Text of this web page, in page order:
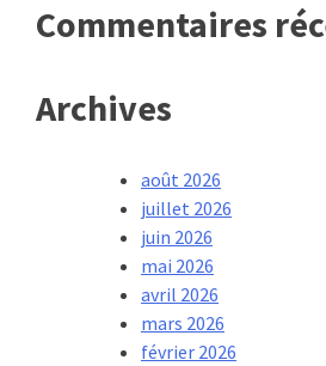
Commentaires
Archives
août 2026
juillet 2026
juin 2026
mai 2026
avril 2026
mars 2026
février 2026